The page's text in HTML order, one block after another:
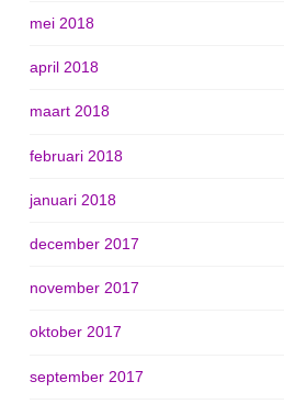
mei 2018
april 2018
maart 2018
februari 2018
januari 2018
december 2017
november 2017
oktober 2017
september 2017